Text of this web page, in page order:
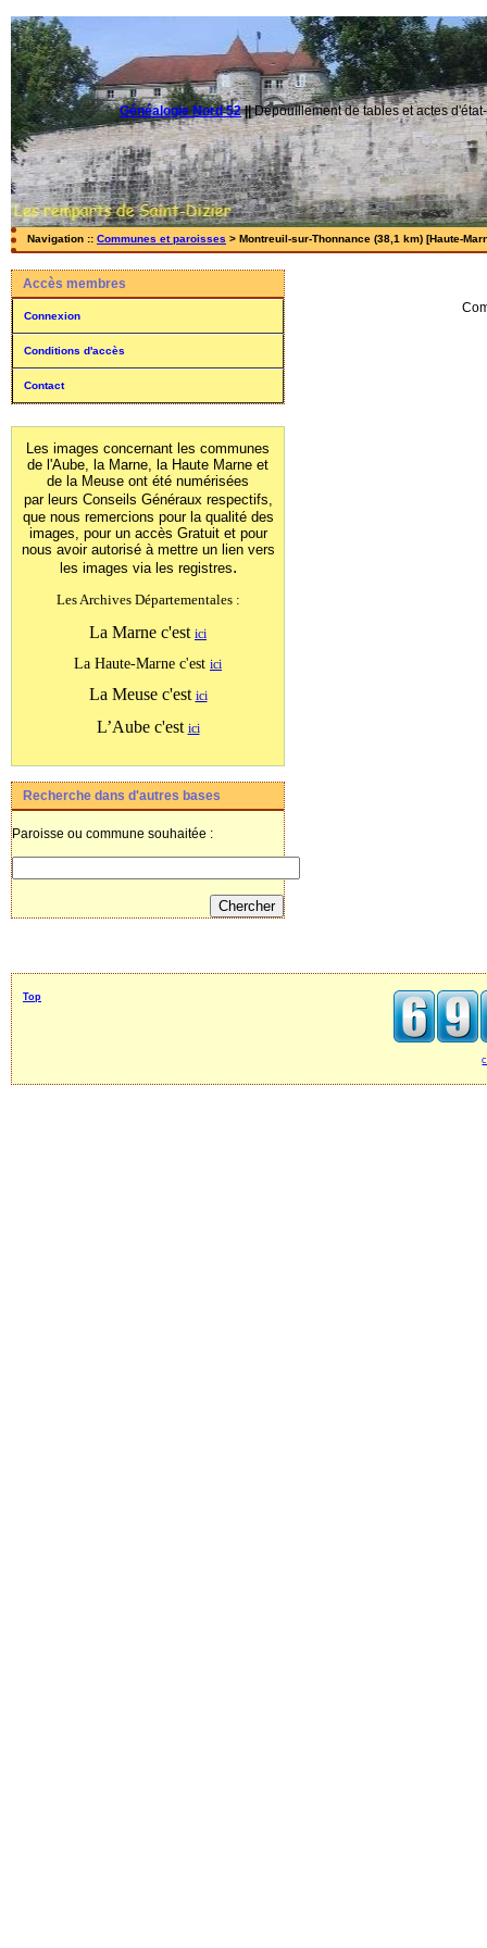
Généalogie Nord 52||Dépouillement de tables et actes
Navigation :: Communes et paroisses > Montreuil-sur-Thonnance (38,1 km) [Haute-
Accès membres
Connexion
Conditions d'accès
Contact
Les images concernant les communes
de l'Aube, la Marne, la Haute Marne et
de la Meuse ont été numérisées
par leurs Conseils Généraux respectifs,
que nous remercions pour la qualité des
images, pour un accès Gratuit et pour
nous avoir autorisé à mettre un lien vers
les images via les registres.
Les Archives Départementales :
La Marne c'est ici
La Haute-Marne c'est ici
La Meuse c'est ici
L’Aube c'est ici
Recherche dans d'autres bases
Paroisse ou commune souhaitée :
Top